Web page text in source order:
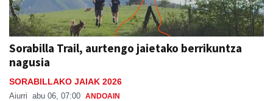
Sorabilla Trail, aurtengo jaietako berrikuntza
nagusia
SORABILLAKO JAIAK 2026
Aiurri abu 06, 07:00 ANDOAIN